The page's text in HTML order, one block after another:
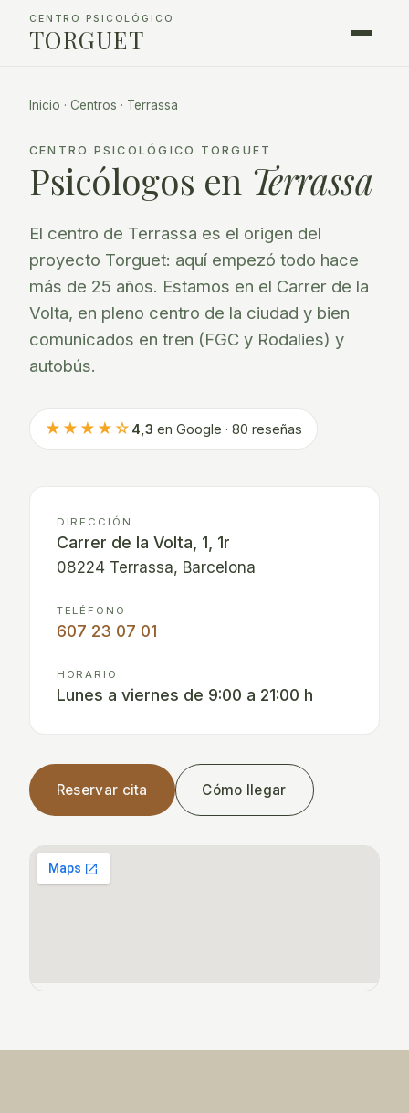
CENTRO PSICOLÓGICO
TORGUET
Inicio · Centros · Terrassa
CENTRO PSICOLÓGICO TORGUET
Psicólogos en Terrassa
El centro de Terrassa es el origen del
proyecto Torguet: aquí empezó todo hace
más de 25 años. Estamos en el Carrer de la
Volta, en pleno centro de la ciudad y bien
comunicados en tren (FGC y Rodalies) y
autobús.
★★★★☆ 4,3 en Google · 80 reseñas
DIRECCIÓN
Carrer de la Volta, 1, 1r
08224 Terrassa, Barcelona
TELÉFONO
607 23 07 01
HORARIO
Lunes a viernes de 9:00 a 21:00 h
Reservar cita Cómo llegar